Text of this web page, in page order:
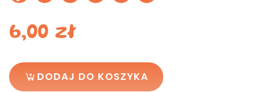
6,00zł
DODAJ DO KOSZYKA